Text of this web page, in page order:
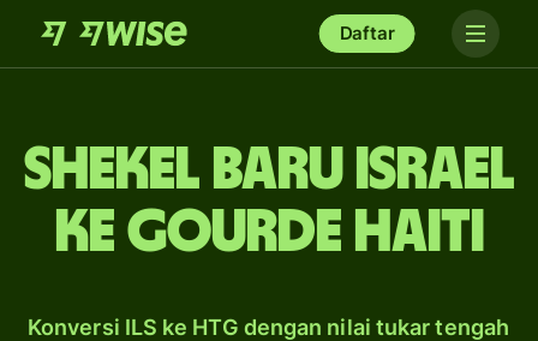
Daftar
shekel baru Israel
ke Gourde Haiti
Konversi ILS ke HTG dengan nilai tukar tengah